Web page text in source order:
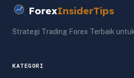
ForexInsiderTips
Strategi Trading Forex Terbaik
KATEGORI